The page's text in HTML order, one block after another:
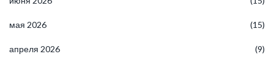
мая 2026 (15)
апреля 2026 (9)